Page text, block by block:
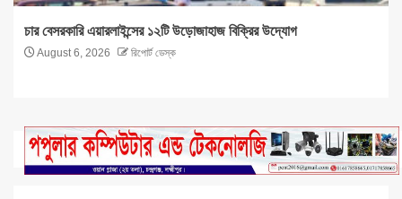
চার বেসরকারি এয়ারলাইন্সের ১২টি উড়োজাহাজ বিক্রির উদ্যোগ
August 6, 2026 রিপোর্ট ডেস্ক